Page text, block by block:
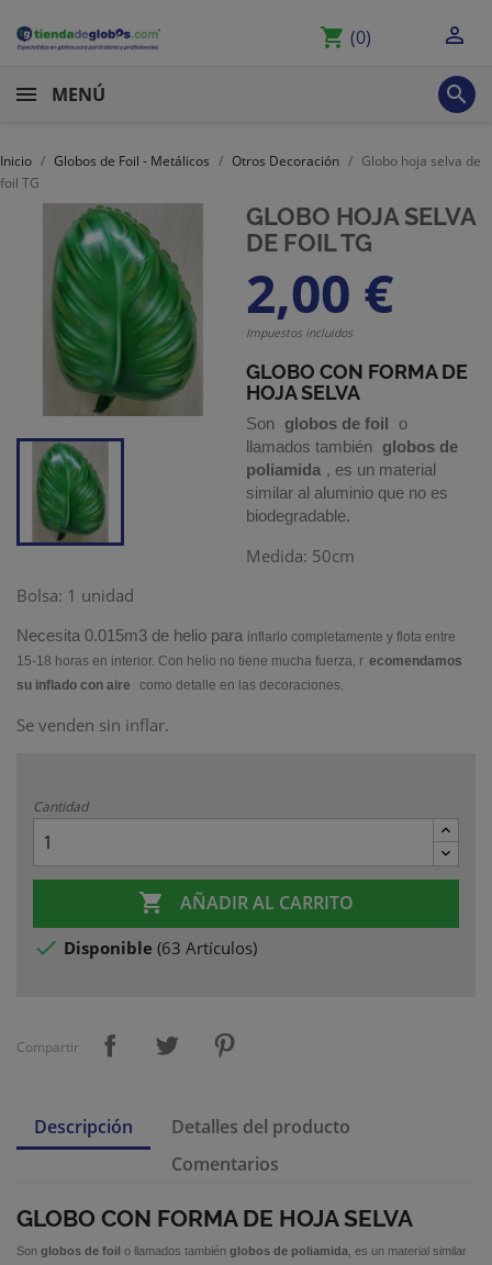
shopping_cart (0) 
MENÚ 
Inicio Globos de Foil - Metálicos Otros Decoración
Globo hoja selva de
foil TG
GLOBO HOJA SELVA
DE FOIL TG
2,00 €
Impuestos incluidos
GLOBO CON FORMA DE
HOJA SELVA
Son globos de foil
o
llamados también globos de
poliamida , es un material
similar al aluminio que no es
biodegradable.
Medida: 50cm
Bolsa: 1 unidad
Necesita 0.015m3 de helio para inflarlo completamente y flota entre
15-18 horas en interior. Con helio no tiene mucha fuerza, r ecomendamos
su inflado con aire
como detalle en las decoraciones.
Se venden sin inflar.
Cantidad
 AÑADIR AL CARRITO
 Disponible (63 Artículos)
Compartir
Descripción
Detalles del producto
Comentarios
GLOBO CON FORMA DE HOJA SELVA
Son globos de foil o llamados también globos de poliamida , es un material similar